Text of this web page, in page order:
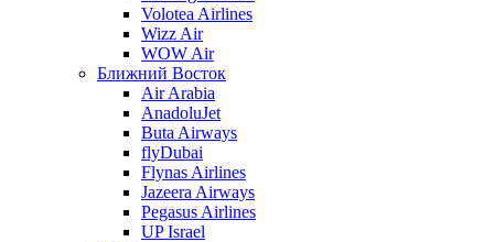
Volotea Airlines
Wizz Air
WOW Air
Ближний Восток
Air Arabia
AnadoluJet
Buta Airways
flyDubai
Flynas Airlines
Jazeera Airways
Pegasus Airlines
UP Israel